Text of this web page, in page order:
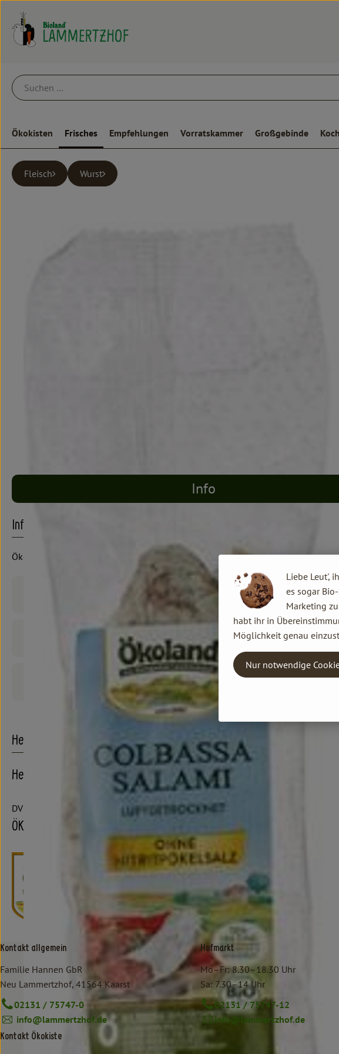
Ökokisten Frisches Empfehlungen Vorratskammer Großgebinde
Fleisch Wurst
Info
Info
Ökoland
Produktinformationen
Produktdatenblatt
Herkunft
Hersteller: ÖKL
DV
ÖKOLAND
Kontakt allgemein
Familie Hannen GbR
Neu Lammertzhof, 41564 Kaarst
02131 / 75747-0
info@lammertzhof.de
Kontakt Ökokiste
Hofmarkt
Mo–Fr: 8.30–18.30 Uhr
Sa: 7.30–14 Uhr
02131 / 75747-12
info@lammertzhof.de
Liebe Leut',
es sogar
Marketing
habt ihr in
Möglichkeit genau
Nur notwendige